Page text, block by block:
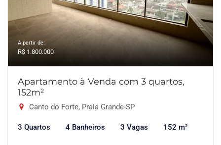
A partir de:
R$ 1.800.000
Apartamento à Venda com 3 quartos,
152m²
Canto do Forte, Praia Grande-SP
3 Quartos 4 Banheiros 3 Vagas 152 m²